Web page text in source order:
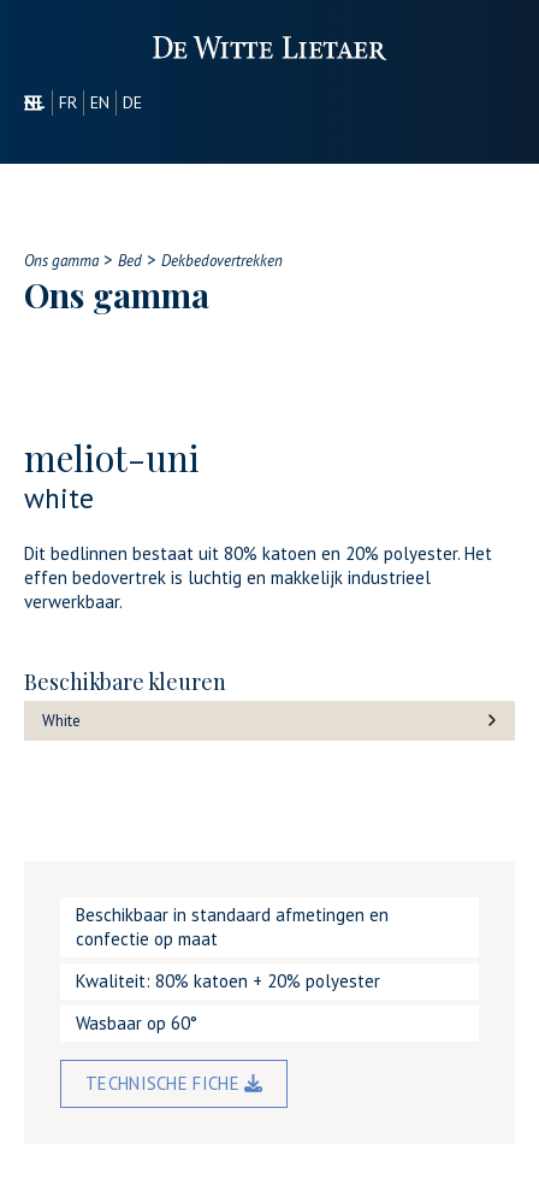
NL FR EN
DE
ONS GAMMA
CONTACT
Ons gamma> Bed > Dekbedovertrekken
Ons gamma
meliot-uni
white
Dit bedlinnen bestaat uit 80% katoen en 20% polyester. Het
effen bedovertrek is luchtig en makkelijk industrieel
verwerkbaar.
Beschikbare kleuren
White
Beschikbaar in standaard afmetingen en
confectie op maat
Kwaliteit: 80% katoen + 20% polyester
Wasbaar op 60°
TECHNISCHE FICHE